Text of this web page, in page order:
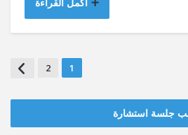
1
2
جلسة استشارة